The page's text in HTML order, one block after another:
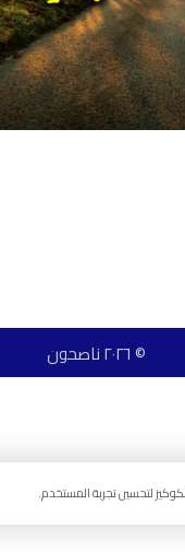
© ٢٠٢٦ ناصحون
لتحسين تجربة المستخدم.